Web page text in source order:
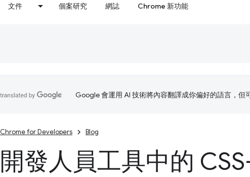
文件 個案研究 網誌 Chrome 新功能
Google 會運用 AI 技術將內容翻譯成你偏好的語言，但
Chrome for Developers Blog
開發人員工具中的